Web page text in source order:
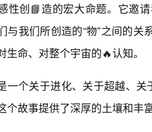
性创📘造的宏大命题。它邀
与我们所创造的“物”之间的
生命、对整个宇宙的🔥认知。
一个关于进化、关于超越、关
个故事提供了深厚的土壤和丰